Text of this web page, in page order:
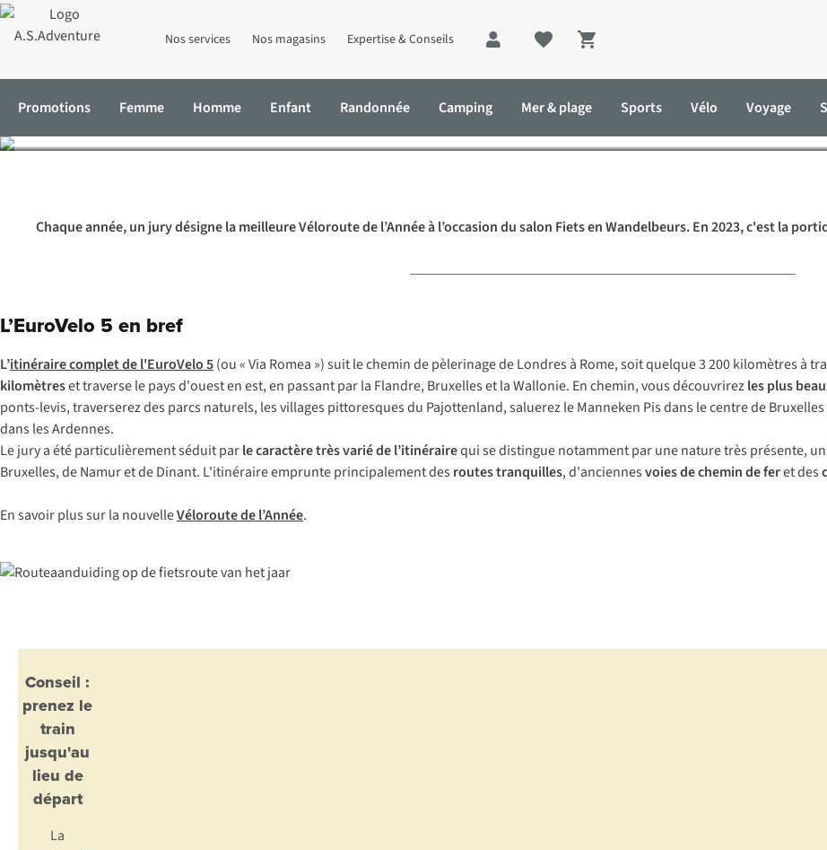
Nos services Nos magasins Expertise & Conseils
Shopping cart
Promotions Femme Homme Enfant Randonnée Camping Mer & plage Sports Vélo Voyage
Accueil Expertise & Conseils Véloroute de l’Année 2023 : l’EuroVelo 5
Véloroute de l’Année 2023 :
Chaque année, un jury désigne la meilleure Véloroute de l’Année à l’occasion du salon Fiets en Wandelbeurs. En 2023, c'est la
L’EuroVelo 5 en bref
L’itinéraire complet de l'EuroVelo 5(ou « Via Romea ») suit le chemin de pèlerinage de Londres à Rome, soit quelque 3 200 kilomètres à
kilomètreset traverse le pays d'ouest en est, en passant par la Flandre, Bruxelles et la Wallonie. En chemin, vous découvrirezles plus
ponts-levis, traverserez des parcs naturels, les villages pittoresques du Pajottenland, saluerez le Manneken Pis dans le centre de
dans les Ardennes.
Le jury a été particulièrement séduit parle caractère très varié de l’itinérairequi se distingue notamment par une nature très présente,
Bruxelles, de Namur et de Dinant. L'itinéraire emprunte principalement des routes tranquilles, d'anciennesvoies de chemin de feret des
En savoir plus sur la nouvelleVéloroute de l’Année.
Conseil :
prenez le
train
jusqu'au
lieu de
départ
La